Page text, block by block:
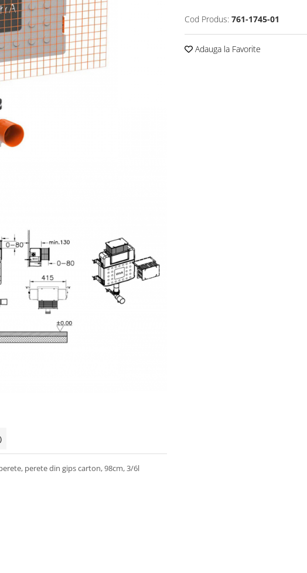
Cod Produs: 761-1745-01
Adauga la Favorite
perete din gips carton, 98cm, 3/6l